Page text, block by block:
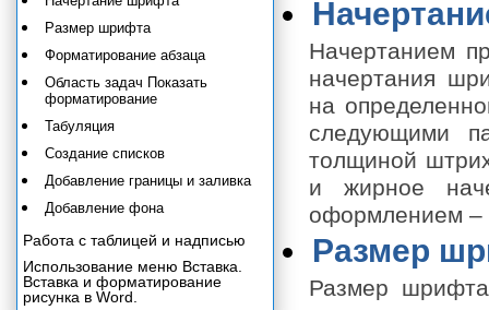
Начертанием
начертания
на
следующими
толщиной
и жирное
оформлением –
Размер
Размер
Размер шрифта
Форматирование абзаца
Область задач Показать
форматирование
Табуляция
Создание списков
Добавление границы и заливка
Добавление фона
Работа с таблицей и надписью
Использование меню Вставка.
Вставка и форматирование
рисунка в Word.